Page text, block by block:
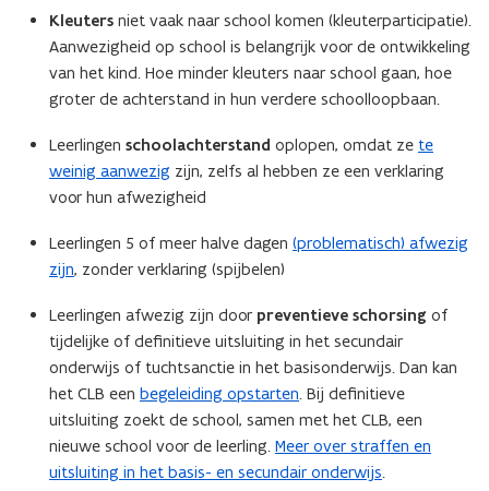
Kleuters niet vaak naar school komen (kleuterparticipatie).
Aanwezigheid op school is belangrijk voor de ontwikkeling
van het kind. Hoe minder kleuters naar school gaan, hoe
groter de achterstand in hun verdere schoolloopbaan.
Leerlingen schoolachterstand oplopen, omdat ze te
weinig aanwezig zijn, zelfs al hebben ze een verklaring
voor hun afwezigheid
Leerlingen 5 of meer halve dagen (problematisch) afwezig
zijn, zonder verklaring (spijbelen)
Leerlingen afwezig zijn door preventieve schorsing of
tijdelijke of definitieve uitsluiting in het secundair
onderwijs of tuchtsanctie in het basisonderwijs. Dan kan
het CLB een begeleiding opstarten. Bij definitieve
uitsluiting zoekt de school, samen met het CLB, een
nieuwe school voor de leerling. Meer over straffen en
uitsluiting in het basis- en secundair onderwijs.